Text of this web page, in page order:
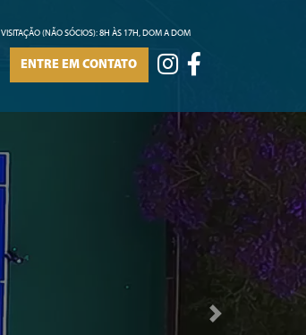
VISITAÇÃO (NÃO SÓCIOS): 8H ÀS 17H, DOM A DOM
ENTRE EM CONTATO
Next